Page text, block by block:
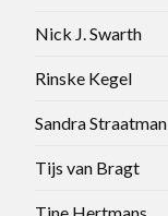
Nick J. Swarth
Rinske Kegel
Sandra Straatman
Tijs van Bragt